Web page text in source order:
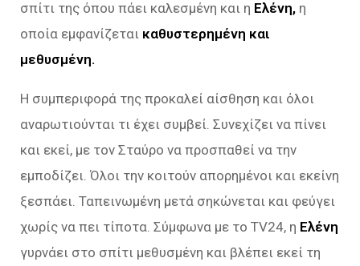
σπίτι της όπου πάει καλεσμένη και η Ελένη, η
οποία εμφανίζεται καθυστερημένη και
μεθυσμένη.
Η συμπεριφορά της προκαλεί αίσθηση και όλοι
αναρωτιούνται τι έχει συμβεί. Συνεχίζει να πίνει
και εκεί, με τον Σταύρο να προσπαθεί να την
εμποδίζει. Όλοι την κοιτούν απορημένοι και εκείνη
ξεσπάει. Ταπεινωμένη μετά σηκώνεται και φεύγει
χωρίς να πει τίποτα. Σύμφωνα με το TV24, η Ελένη
γυρνάει στο σπίτι μεθυσμένη και βλέπει εκεί τη